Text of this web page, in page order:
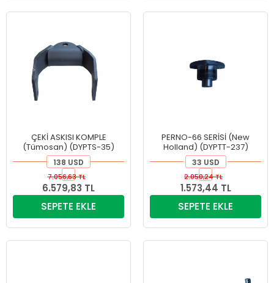
ÇEKİ ASKISI KOMPLE
(Tümosan) (DYPTS-35)
138 USD
6.579,83 TL
7.056,63 TL
SEPETE EKLE
PERNO-66 SERİSİ (New
Holland) (DYPTT-237)
33 USD
1.573,44 TL
2.050,24 TL
SEPETE EKLE